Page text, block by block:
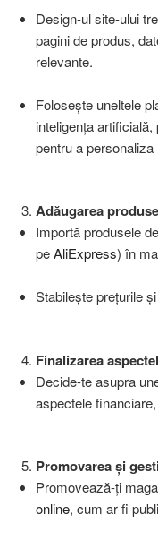
Design-ul site-ului
pagini de produs,
relevante.
Folosește uneltele
inteligența
pentru a personaliza
Adăugarea
Importă produsele
peAliExpress) în
Stabilește prețurile
Finalizarea
Decide-te asupra
aspectele
Promovarea și
Promovează-ți
online, cum ar fi